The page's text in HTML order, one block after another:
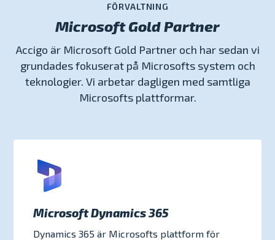
FÖRVALTNING
Microsoft Gold Partner
Accigo är Microsoft Gold Partner och har sedan vi
grundades fokuserat på Microsofts system och
teknologier. Vi arbetar dagligen med samtliga
Microsofts plattformar.
Microsoft Dynamics 365
Dynamics 365 är Microsofts plattform för